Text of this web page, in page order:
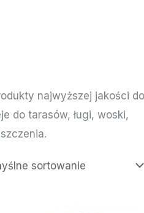
najwyższej jakości do
do tarasów, ługi, woski,